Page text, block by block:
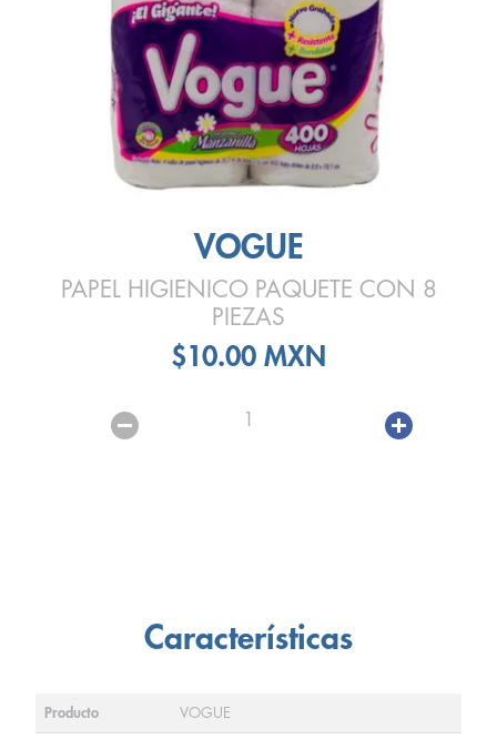
VOGUE
PAPEL HIGIENICO PAQUETE CON 8
PIEZAS
$10.00 MXN
1
Características
Producto VOGUE